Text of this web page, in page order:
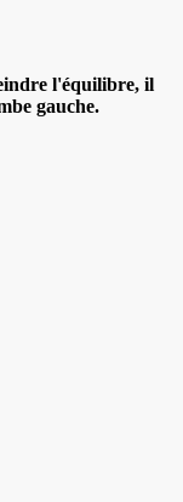
l'équilibre, il
gauche.